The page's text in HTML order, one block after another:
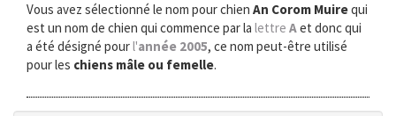
Vous avez sélectionné le nom pour chien An Corom Muirequi
est un nom de chien qui commence par la lettre Aet donc qui
a été désigné pourl'année 2005, ce nom peut-être utilisé
pour les chiens mâle ou femelle.